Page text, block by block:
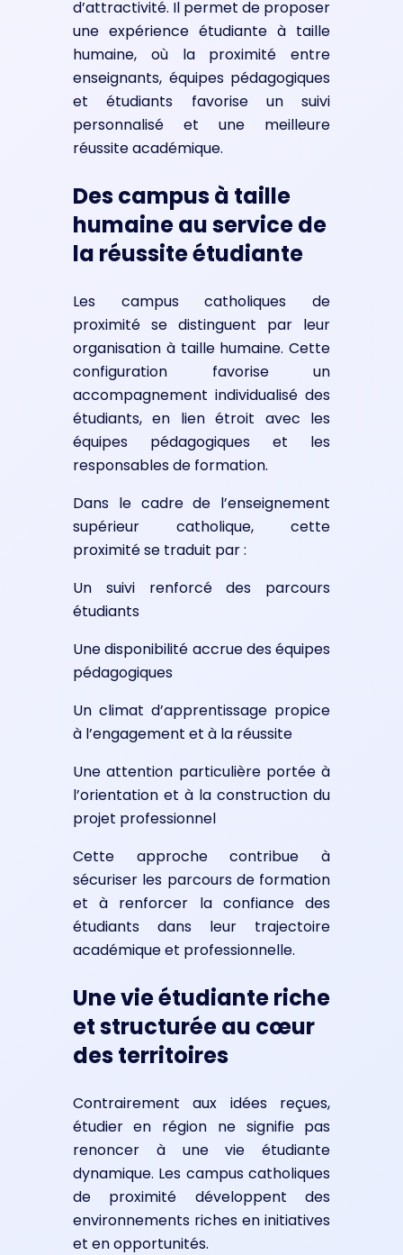
d’attractivité. Il permet de proposer
une expérience étudiante à taille
humaine, où la proximité entre
enseignants, équipes pédagogiques
et étudiants favorise un suivi
personnalisé et une meilleure
réussite académique.
Des campus à taille
humaine au service de
la réussite étudiante
Les campus catholiques de
proximité se distinguent par leur
organisation à taille humaine. Cette
configuration favorise un
accompagnement individualisé des
étudiants, en lien étroit avec les
équipes pédagogiques et les
responsables de formation.
Dans le cadre de l’enseignement
supérieur catholique, cette
proximité se traduit par :
Un suivi renforcé des parcours
étudiants
Une disponibilité accrue des équipes
pédagogiques
Un climat d’apprentissage propice
à l’engagement et à la réussite
Une attention particulière portée à
l’orientation et à la construction du
projet professionnel
Cette approche contribue à
sécuriser les parcours de formation
et à renforcer la confiance des
étudiants dans leur trajectoire
académique et professionnelle.
Une vie étudiante riche
et structurée au cœur
des territoires
Contrairement aux idées reçues,
étudier en région ne signifie pas
renoncer à une vie étudiante
dynamique. Les campus catholiques
de proximité développent des
environnements riches en initiatives
et en opportunités.